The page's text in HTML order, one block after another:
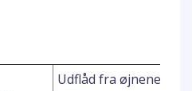
Udflåd fra øjnene